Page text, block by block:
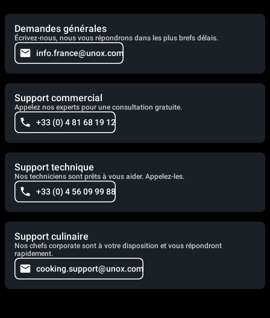
Demandes générales
Écrivez-nous, nous vous répondrons dans les plus brefs délais.
info.france@unox.com
Support commercial
Appelez nos experts pour une consultation gratuite.
+33 (0) 4 81 68 19 12
Support technique
Nos techniciens sont prêts à vous aider. Appelez-les.
+33 (0) 4 56 09 99 88
Support culinaire
Nos chefs corporate sont à votre disposition et vous répondront
rapidement.
cooking.support@unox.com